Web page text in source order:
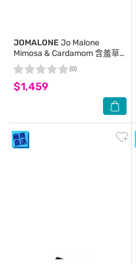
JOMALONE Jo Malone
Mimosa & Cardamom 含羞草
與小荳蔻香水 30ml
$1,459
(0)